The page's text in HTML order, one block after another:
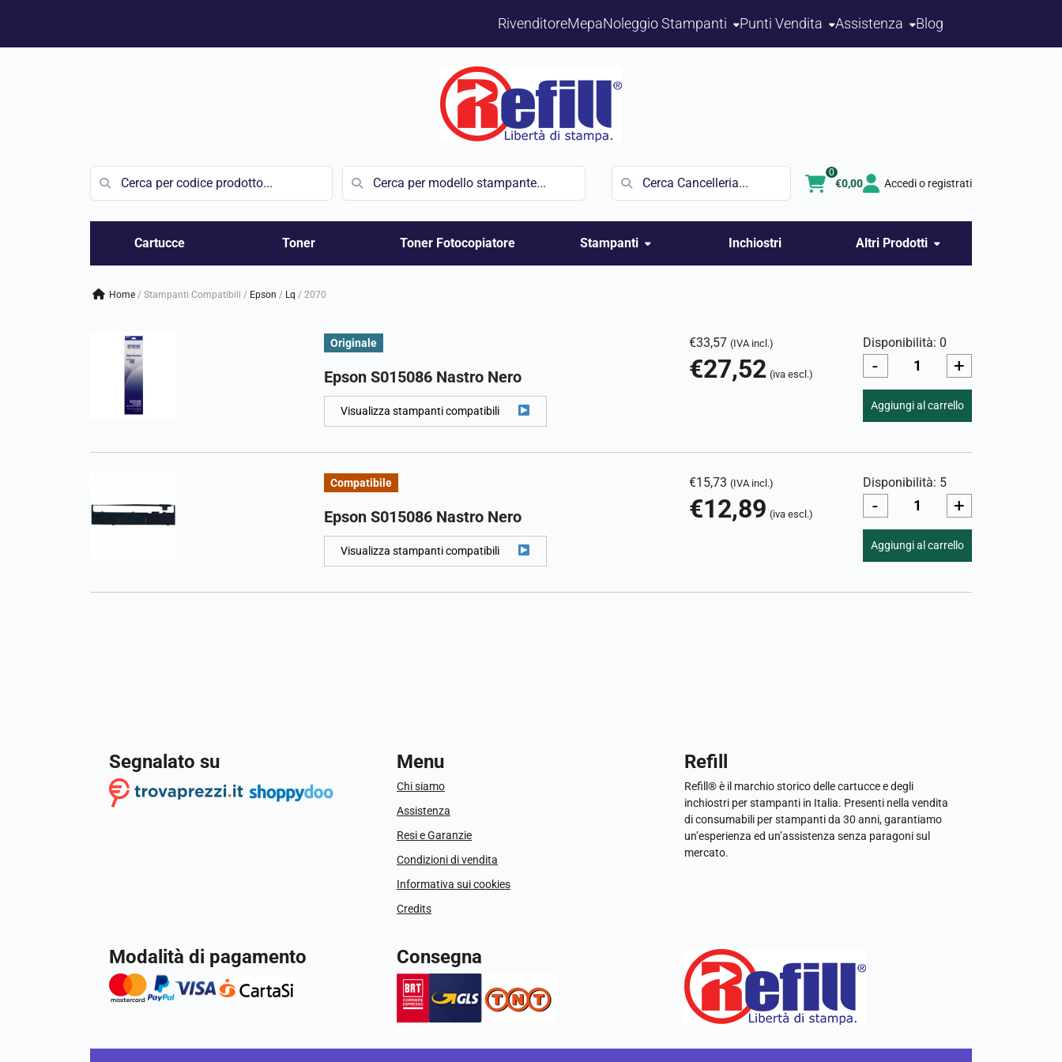
RivenditoreMepaNoleggio Stampanti Punti Vendita Assistenza Blog
Vai
€0,00
0
Accedi o registrati
Cartucce Toner Toner Fotocopiatore Stampanti Inchiostri Altri Prodotti
Home / Stampanti Compatibili / epson / lq / 2070
Originale
Epson S015086 Nastro Nero
Visualizza stampanti compatibili
€33,57 (IVA incl.)
€27,52 (iva escl.)
Disponibilità: 0
- +
Aggiungi al carrello
Compatibile
Epson S015086 Nastro Nero
Visualizza stampanti compatibili
€15,73 (IVA incl.)
€12,89 (iva escl.)
Disponibilità: 5
- +
Aggiungi al carrello
Segnalato su Menu
Chi siamo
Assistenza
Resi e Garanzie
Condizioni di vendita
Informativa sui cookies
Credits
Refill
Refill® è il marchio storico delle cartucce e degli
inchiostri per stampanti in Italia. Presenti nella vendita
di consumabili per stampanti da 30 anni, garantiamo
un’esperienza ed un’assistenza senza paragoni sul
mercato.
Modalità di pagamento Consegna